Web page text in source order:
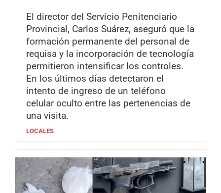
El director del Servicio Penitenciario
Provincial, Carlos Suárez, aseguró que la
formación permanente del personal de
requisa y la incorporación de tecnología
permitieron intensificar los controles.
En los últimos días detectaron el
intento de ingreso de un teléfono
celular oculto entre las pertenencias de
una visita.
LOCALES